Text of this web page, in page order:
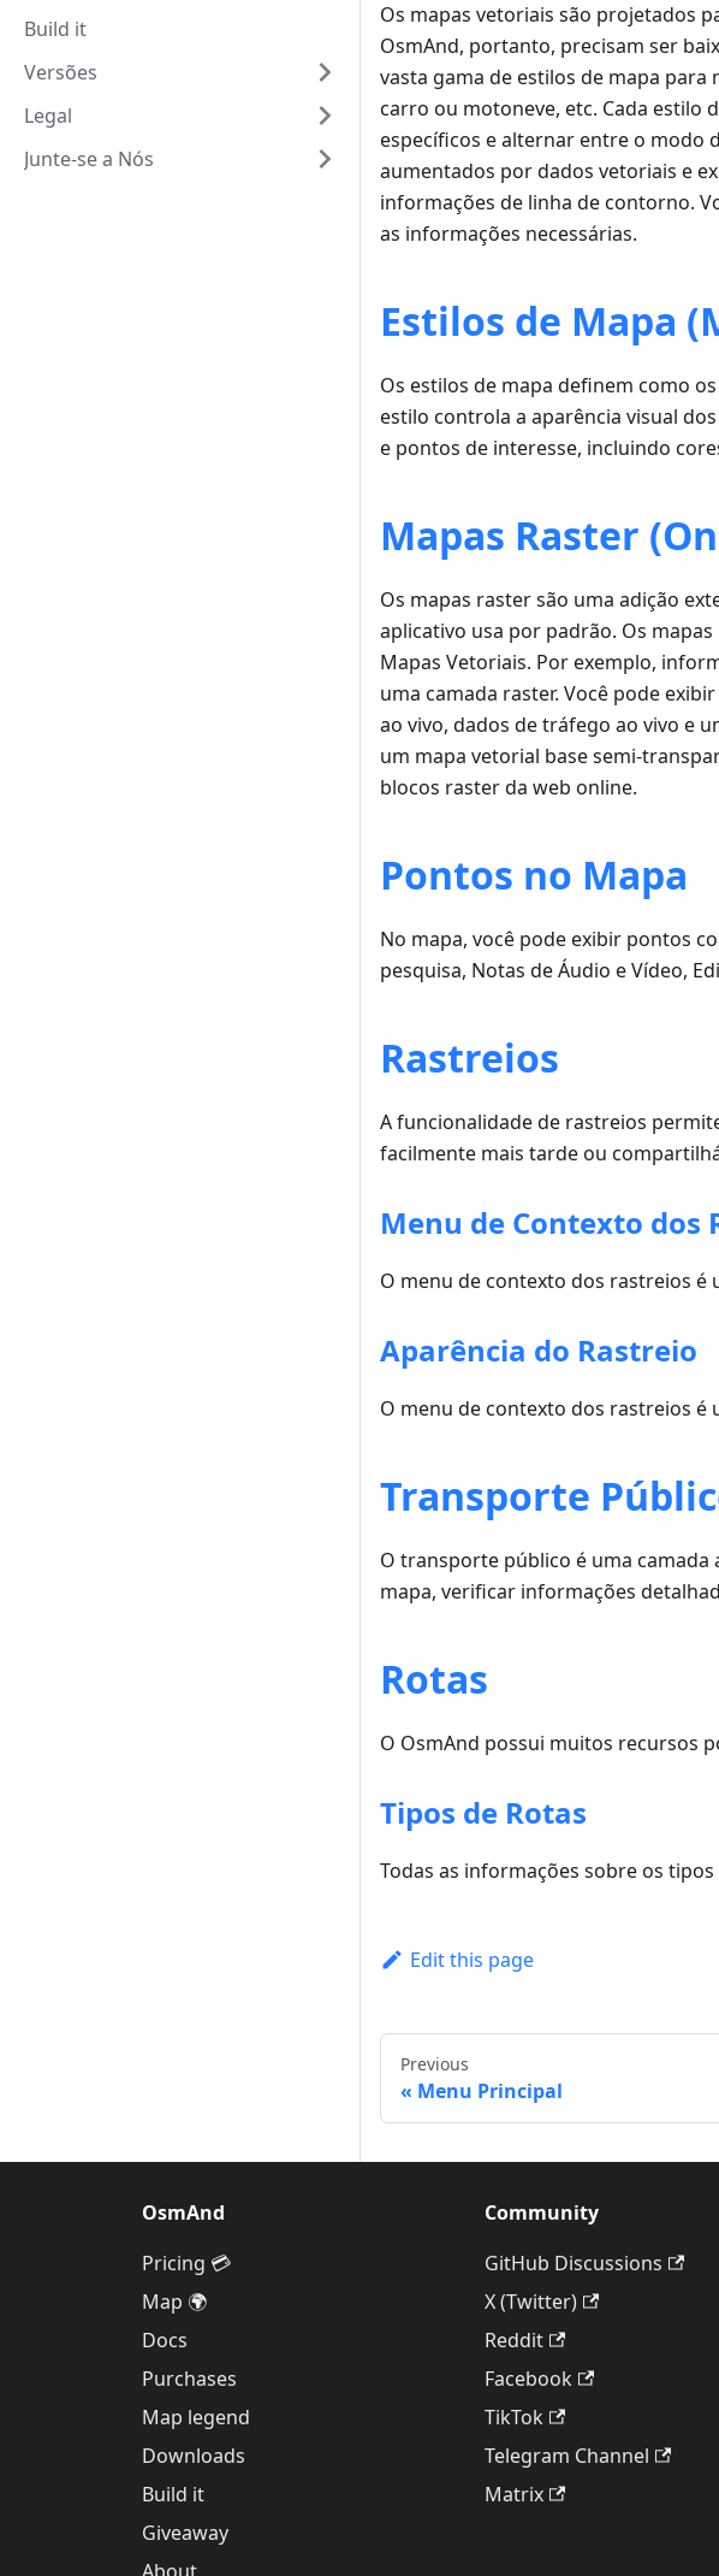
Build it
Versões
Legal
Junte-se a Nós
Os mapas vetoriais são projetados
OsmAnd, portanto, precisam ser
vasta gama de estilos de mapa
carro ou motoneve, etc. Cada estilo
específicos e alternar entre o modo
aumentados por dados vetoriais e
informações de linha de contorno.
as informações necessárias.
Estilos de Mapa
Os estilos de mapa definem como
estilo controla a aparência visual
e pontos de interesse, incluindo
Mapas Raster
Os mapas raster são uma adição
aplicativo usa por padrão. Os
Mapas Vetoriais. Por exemplo,
uma camada raster. Você pode
ao vivo, dados de tráfego ao vivo e
um mapa vetorial base semi-
blocos raster da web online.
Pontos no Mapa
No mapa, você pode exibir pontos
pesquisa, Notas de Áudio e Vídeo,
Rastreios
A funcionalidade de rastreios
facilmente mais tarde ou
Menu de Contexto dos
O menu de contexto dos rastreios é
Aparência do Rastreio
O menu de contexto dos rastreios é
Transporte
O transporte público é uma
mapa, verificar informações
Rotas
O OsmAnd possui muitos recursos
Tipos de Rotas
Todas as informações sobre os
Edit this page
Previous
Menu Principal
OsmAnd
Pricing 💳
Map 🌍
Docs
Purchases
Map legend
Downloads
Build it
Giveaway
Community
GitHub Discussions
X (Twitter)
Reddit
Facebook
TikTok
Telegram Channel
Matrix